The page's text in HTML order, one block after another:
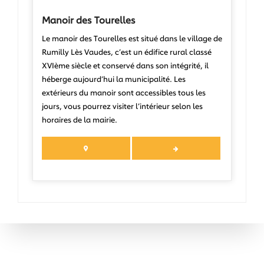
Manoir des Tourelles
Le manoir des Tourelles est situé dans le village de
Rumilly Lès Vaudes, c’est un édifice rural classé
XVIème siècle et conservé dans son intégrité, il
héberge aujourd’hui la municipalité. Les
extérieurs du manoir sont accessibles tous les
jours, vous pourrez visiter l’intérieur selon les
horaires de la mairie.